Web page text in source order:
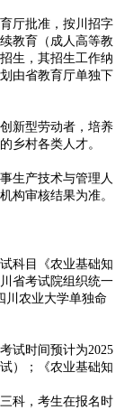
厅批准，按川招字
教育（成人高等教
生，其招生工作纳
由省教育厅单独下
新型劳动者，培养
乡村各类人才。
生产技术与管理人
构审核结果为准。
科目《农业基础知
省考试院组织统一
川农业大学单独命
试时间预计为2025
）；《农业基础知
科，考生在报名时